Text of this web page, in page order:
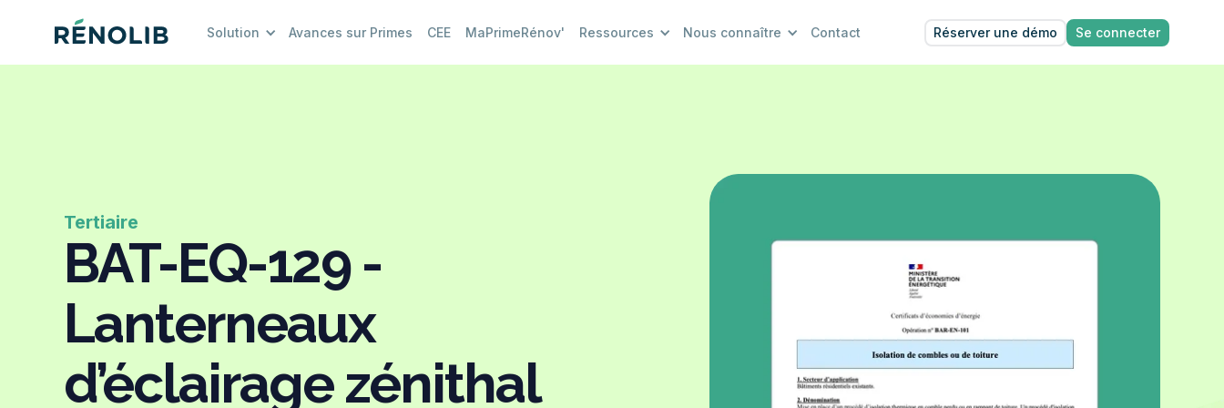
Solution Avances sur Primes CEE MaPrimeRénov' Ressources Nous connaître Contact Réserver une démo Se connecter
Tertiaire
BAT-EQ-129 -
Lanterneaux
d’éclairage zénithal